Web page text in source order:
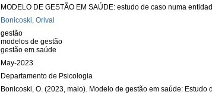
MODELO DE GESTÃO EM SAÚDE: estudo de caso numa
Bonicoski, Orival
gestão
modelos de gestão
gestão em saúde
May-2023
Departamento de Psicologia
Bonicoski, O. (2023, maio). Modelo de gestão em saúde: